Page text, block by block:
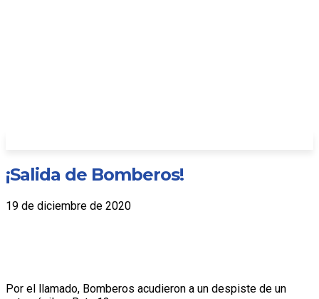
¡Salida de Bomberos!
19 de diciembre de 2020
Por el llamado, Bomberos acudieron a un despiste de un